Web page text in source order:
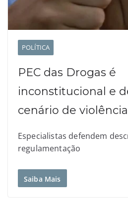
POLÍTICA
PEC das Drogas é
inconstitucional e
cenário de violência
Especialistas defendem
regulamentação
Saiba Mais